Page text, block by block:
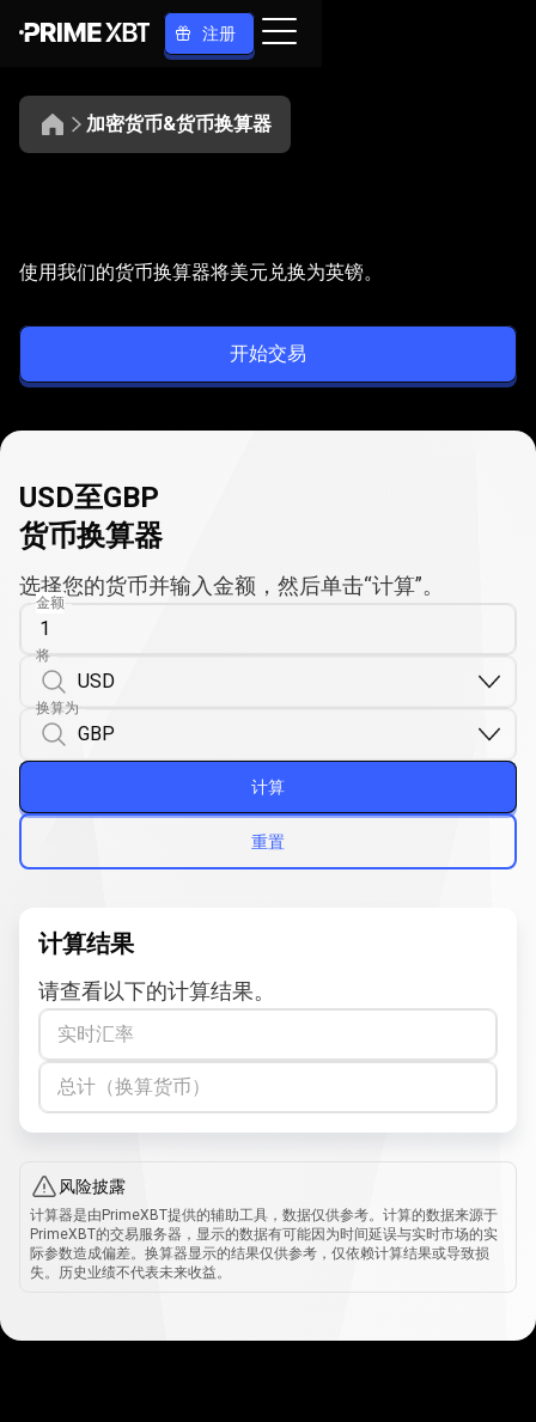
注册
加密货币&货币换算器
USD
将 USD 换算为 GBP
使用我们的货币换算器将美元兑换为英镑。
开始交易
USD至GBP
货币换算器
选择您的货币并输入金额，然后单击“计算”。
金额
将
换算为
重置
计算
计算结果
请查看以下的计算结果。
实时汇率
总计（换算货币）
风险披露
计算器是由PrimeXBT提供的辅助工具，数据仅供参考。计算的数据来源于
PrimeXBT的交易服务器，显示的数据有可能因为时间延误与实时市场的实
际参数造成偏差。换算器显示的结果仅供参考，仅依赖计算结果或导致损
失。历史业绩不代表未来收益。